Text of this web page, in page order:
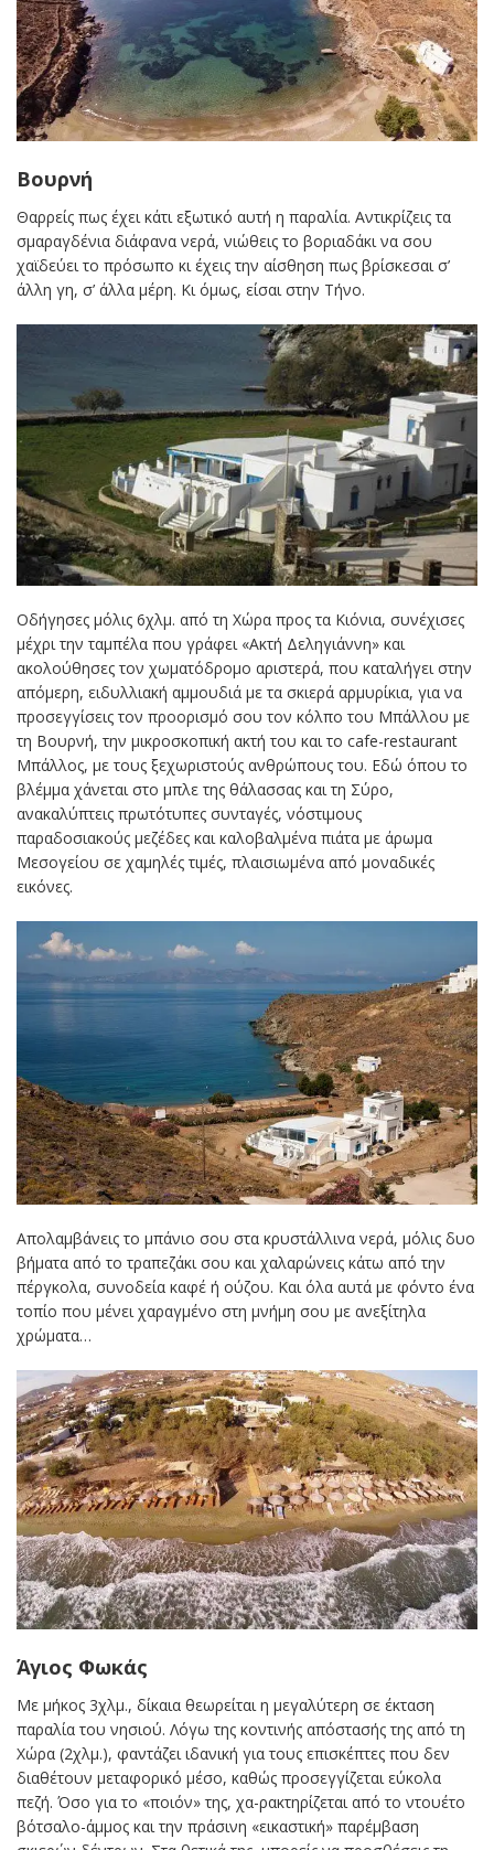
Βουρνή
Θαρρείς πως έχει κάτι εξωτικό αυτή η παραλία. Αντικρίζεις τα
σμαραγδένια διάφανα νερά, νιώθεις το βοριαδάκι να σου
χαϊδεύει το πρόσωπο κι έχεις την αίσθηση πως βρίσκεσαι σ’
άλλη γη, σ’ άλλα μέρη. Κι όμως, είσαι στην Τήνο.
Οδήγησες μόλις 6χλμ. από τη Χώρα προς τα Κιόνια, συνέχισες
μέχρι την ταμπέλα που γράφει «Ακτή Δεληγιάννη» και
ακολούθησες τον χωματόδρομο αριστερά, που καταλήγει στην
απόμερη, ειδυλλιακή αμμουδιά με τα σκιερά αρμυρίκια, για να
προσεγγίσεις τον προορισμό σου τον κόλπο του Μπάλλου με
τη Βουρνή, την μικροσκοπική ακτή του και το cafe-restaurant
Μπάλλος, με τους ξεχωριστούς ανθρώπους του. Εδώ όπου το
βλέμμα χάνεται στο μπλε της θάλασσας και τη Σύρο,
ανακαλύπτεις πρωτότυπες συνταγές, νόστιμους
παραδοσιακούς μεζέδες και καλοβαλμένα πιάτα με άρωμα
Μεσογείου σε χαμηλές τιμές, πλαισιωμένα από μοναδικές
εικόνες.
Απολαμβάνεις το μπάνιο σου στα κρυστάλλινα νερά, μόλις δυο
βήματα από το τραπεζάκι σου και χαλαρώνεις κάτω από την
πέργκολα, συνοδεία καφέ ή ούζου. Και όλα αυτά με φόντο ένα
τοπίο που μένει χαραγμένο στη μνήμη σου με ανεξίτηλα
χρώματα…
Άγιος Φωκάς
Με μήκος 3χλμ., δίκαια θεωρείται η μεγαλύτερη σε έκταση
παραλία του νησιού. Λόγω της κοντινής απόστασής της από τη
Χώρα (2χλμ.), φαντάζει ιδανική για τους επισκέπτες που δεν
διαθέτουν μεταφορικό μέσο, καθώς προσεγγίζεται εύκολα
πεζή. Όσο για το «ποιόν» της, χα-ρακτηρίζεται από το ντουέτο
βότσαλο-άμμος και την πράσινη «εικαστική» παρέμβαση